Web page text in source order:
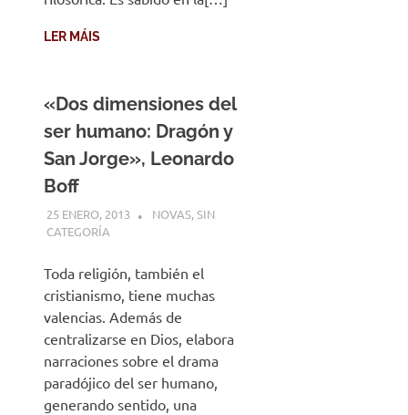
LER MÁIS
«Dos dimensiones del
ser humano: Dragón y
San Jorge», Leonardo
Boff
25 ENERO, 2013 DESARROLLO
NOVAS,SIN
CATEGORÍA
Toda religión, también el
cristianismo, tiene muchas
valencias. Además de
centralizarse en Dios, elabora
narraciones sobre el drama
paradójico del ser humano,
generando sentido, una